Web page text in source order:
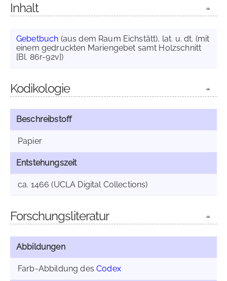
Inhalt
Gebetbuch (aus dem Raum Eichstätt), lat. u. dt. (mit
einem gedruckten Mariengebet samt Holzschnitt
[Bl. 86r-92v])
Kodikologie
Beschreibstoff
Papier
Entstehungszeit
ca. 1466 (UCLA Digital Collections)
Forschungsliteratur
Abbildungen
Farb-Abbildung desCodex